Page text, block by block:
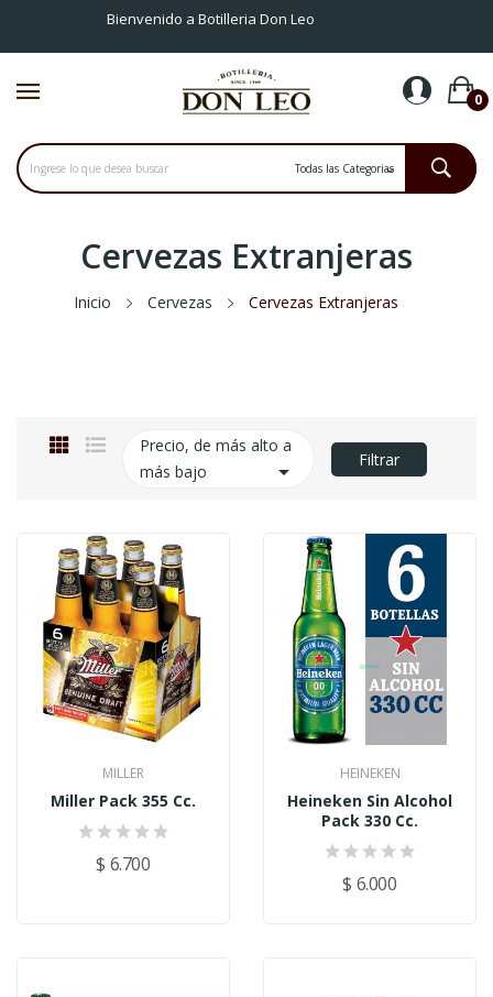
Bienvenido a Botilleria Don Leo
0
Cervezas Extranjeras
Inicio Cervezas Cervezas Extranjeras
Precio, de más alto a
más bajo
 Filtrar
MILLER
Miller Pack 355 Cc.
$ 6.700
HEINEKEN
Heineken Sin Alcohol
Pack 330 Cc.
$ 6.000